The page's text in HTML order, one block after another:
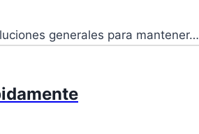
generales para mantener…